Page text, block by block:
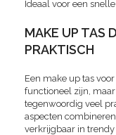
Ideaal voor een
MAKE UP TAS
PRAKTISCH
Een make up tas
functioneel zijn,
tegenwoordig veel
aspecten
verkrijgbaar in